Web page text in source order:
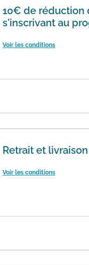
10€ de réduction
s'inscrivant au
Voir les conditions
10€ de réduction dès
Retrait et
Voir les conditions
une opération